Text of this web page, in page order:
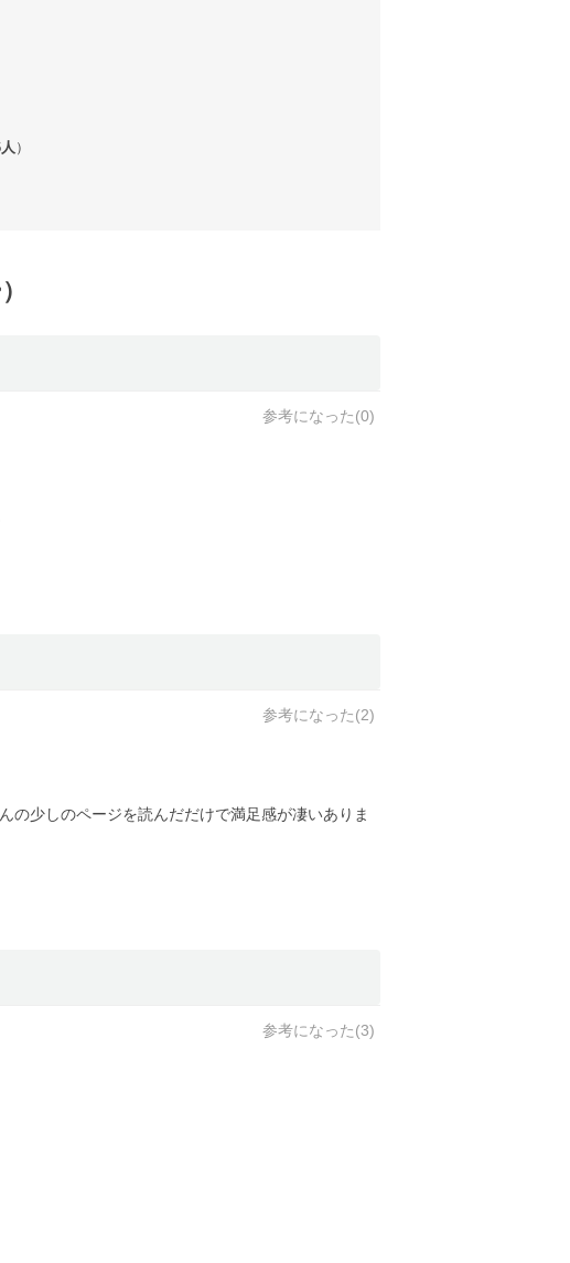
）
参考になった(0)
参考になった(2)
の少しのページを読んだだけで満足感が凄いありま
参考になった(3)